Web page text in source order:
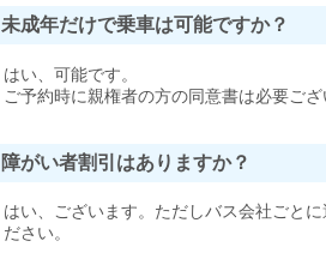
未成年だけで乗車は可能ですか？
はい、可能です。
ご予約時に親権者の方の同意書は必要ご
障がい者割引はありますか？
はい、ございます。ただしバス会社ごと
ださい。